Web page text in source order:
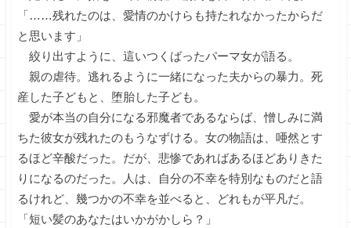
「……残れたのは、愛情のかけらも持たれなかったからだ
と思います」
絞り出すように、這いつくばったパーマ女が語る。
親の虐待。逃れるように一緒になった夫からの暴力。死
産した子どもと、堕胎した子ども。
愛が本当の自分になる邪魔者であるならば、憎しみに満
ちた彼女が残れたのもうなずける。女の物語は、唖然とす
るほど辛酸だった。だが、悲惨であればあるほどありきた
りになるのだった。人は、自分の不幸を特別なものだと語
るけれど、幾つかの不幸を並べると、どれもが平凡だ。
「短い髪のあなたはいかがかしら？」